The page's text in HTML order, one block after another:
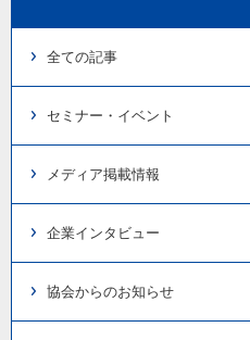
全ての記事
セミナー・イベント
メディア掲載情報
企業インタビュー
協会からのお知らせ